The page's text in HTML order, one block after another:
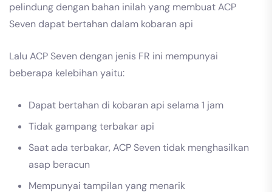
pelindung dengan bahan inilah yang membuat ACP
Seven dapat bertahan dalam kobaran api
Lalu ACP Seven dengan jenis FR ini mempunyai
beberapa kelebihan yaitu:
Dapat bertahan di kobaran api selama 1 jam
Tidak gampang terbakar api
Saat ada terbakar, ACP Seven tidak menghasilkan
asap beracun
Mempunyai tampilan yang menarik